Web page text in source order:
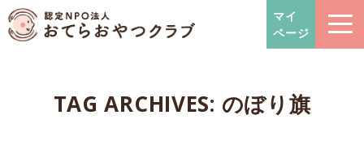
おてらおやつクラブ – たよっ
マイ
ページ
TAG ARCHIVES: のぼり旗